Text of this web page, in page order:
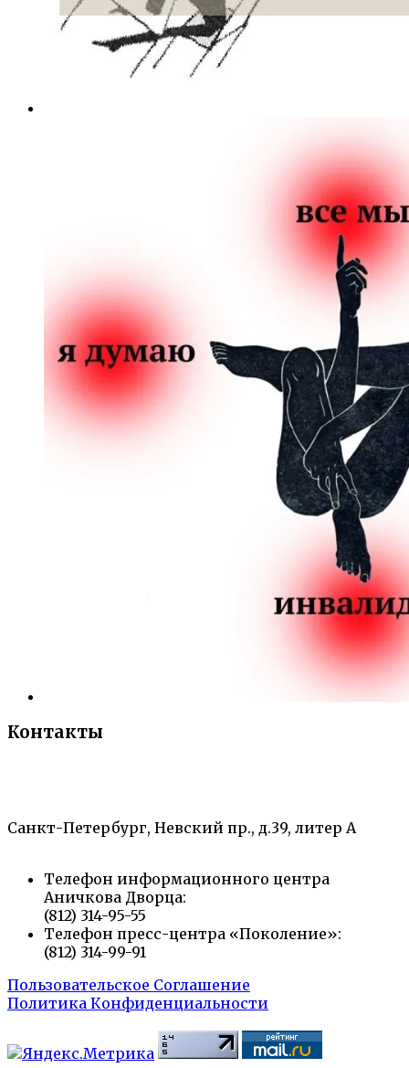
Контакты
Санкт-Петербург, Невский пр., д.39, литер А
Телефон информационного центра
Аничкова Дворца:
(812) 314-95-55
Телефон пресс-центра «Поколение»:
(812) 314-99-91
Пользовательское Соглашение
Политика Конфиденциальности